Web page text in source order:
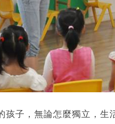
孩子，無論怎麼獨立，生